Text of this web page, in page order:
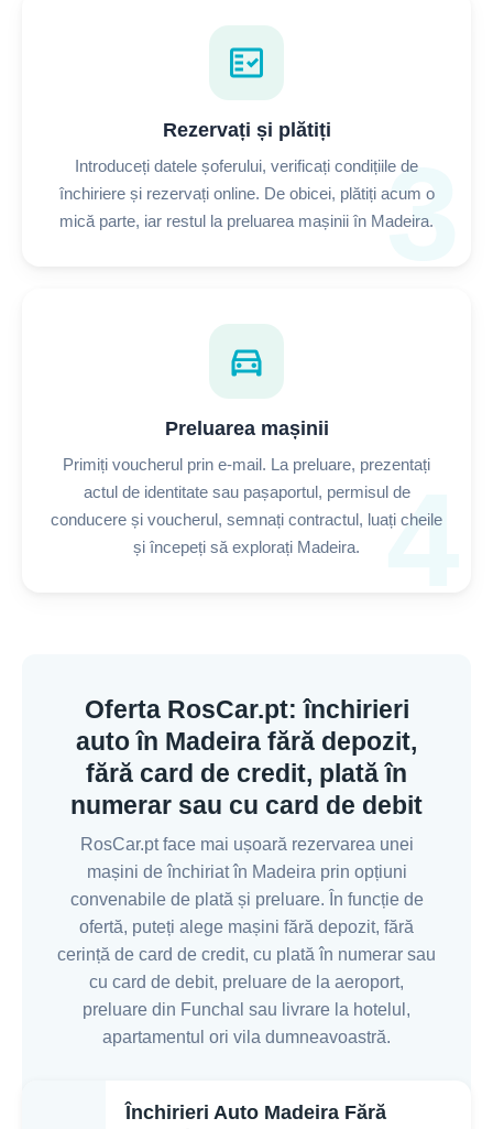
3
fact_check
Rezervați și plătiți
Introduceți datele șoferului, verificați condițiile de
închiriere și rezervați online. De obicei, plătiți acum o
mică parte, iar restul la preluarea mașinii în Madeira.
4
directions_car
Preluarea mașinii
Primiți voucherul prin e-mail. La preluare, prezentați
actul de identitate sau pașaportul, permisul de
conducere și voucherul, semnați contractul, luați cheile
și începeți să explorați Madeira.
Oferta RosCar.pt: închirieri
auto în Madeira fără depozit,
fără card de credit, plată în
numerar sau cu card de debit
RosCar.pt face mai ușoară rezervarea unei
mașini de închiriat în Madeira prin opțiuni
convenabile de plată și preluare. În funcție de
ofertă, puteți alege mașini fără depozit, fără
cerință de card de credit, cu plată în numerar sau
cu card de debit, preluare de la aeroport,
preluare din Funchal sau livrare la hotelul,
apartamentul ori vila dumneavoastră.
Închirieri Auto Madeira Fără